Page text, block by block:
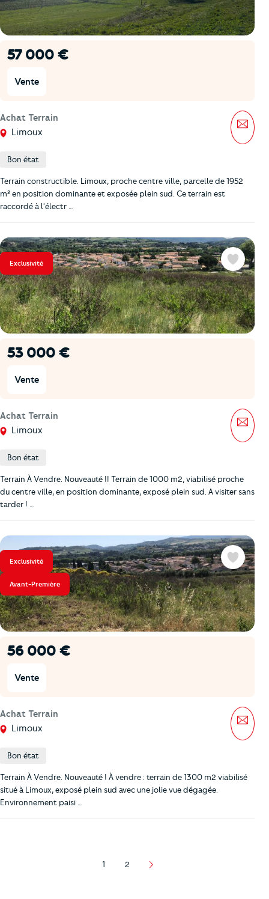
57 000 €
Vente
Achat Terrain
Limoux
Bon état
Terrain constructible. Limoux, proche centre ville, parcelle de 1952
m² en position dominante et exposée plein sud. Ce terrain est
raccordé à l'électr …
Exclusivité
53 000 €
Vente
Achat Terrain
Limoux
Favoris
Bon état
Terrain À Vendre. Nouveauté !! Terrain de 1000 m2, viabilisé proche
du centre ville, en position dominante, exposé plein sud. A visiter sans
tarder ! …
Exclusivité
Avant-Première
56 000 €
Vente
Achat Terrain
Limoux
Favoris
Bon état
Terrain À Vendre. Nouveauté ! À vendre : terrain de 1300 m2 viabilisé
situé à Limoux, exposé plein sud avec une jolie vue dégagée.
Environnement paisi …
Page
1
Page
2